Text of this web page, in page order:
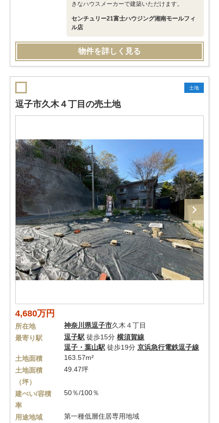
きなハウスメーカーで建築いただけます。
センチュリー21富士ハウジング湘南モールフィ
ル店
物件を詳しく見る
土地
逗子市久木４丁目の売土地
4,680万円
所在地 神奈川県逗子市久木４丁目
最寄り駅
逗子駅 徒歩15分 横須賀線
逗子・葉山駅 徒歩19分 京浜急行電鉄逗子線
土地面積
163.57m²
土地面積
（坪）
49.47坪
建ぺい/容積
率
50％/100％
用途地域 第一種低層住居専用地域